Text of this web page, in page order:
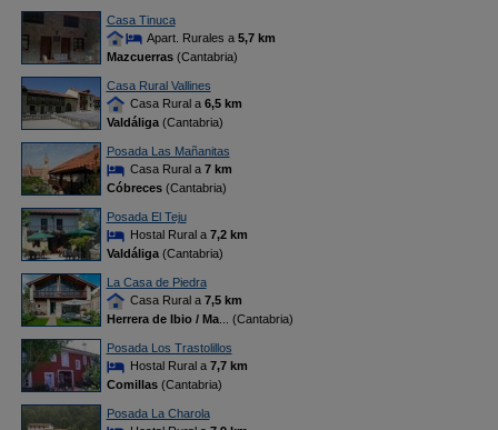
Casa Tinuca
Apart. Rurales a 5,7 km
Mazcuerras(Cantabria)
Casa Rural Vallines
Casa Rural a 6,5 km
Valdáliga(Cantabria)
Posada Las Mañanitas
Casa Rural a 7 km
Cóbreces(Cantabria)
Posada El Teju
Hostal Rural a 7,2 km
Valdáliga(Cantabria)
La Casa de Piedra
Casa Rural a 7,5 km
Herrera de Ibio / Ma... (Cantabria)
Posada Los Trastolillos
Hostal Rural a 7,7 km
Comillas(Cantabria)
Posada La Charola